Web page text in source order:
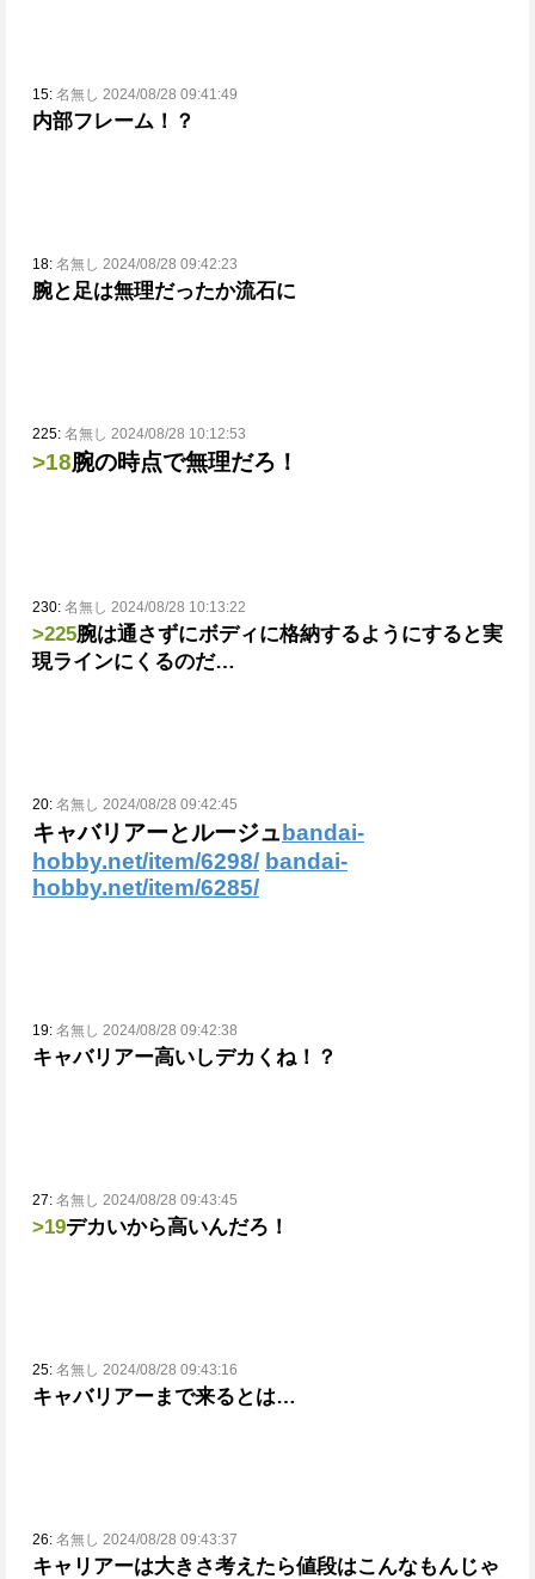
15: 名無し 2024/08/28 09:41:49
内部フレーム！？
18: 名無し 2024/08/28 09:42:23
腕と足は無理だったか流石に
225: 名無し 2024/08/28 10:12:53
>18腕の時点で無理だろ！
230: 名無し 2024/08/28 10:13:22
>225腕は通さずにボディに格納するようにすると実
現ラインにくるのだ…
20: 名無し 2024/08/28 09:42:45
キャバリアーとルージュbandai-
hobby.net/item/6298/ bandai-
hobby.net/item/6285/
19: 名無し 2024/08/28 09:42:38
キャバリアー高いしデカくね！？
27: 名無し 2024/08/28 09:43:45
>19デカいから高いんだろ！
25: 名無し 2024/08/28 09:43:16
キャバリアーまで来るとは…
26: 名無し 2024/08/28 09:43:37
キャリアーは大きさ考えたら値段はこんなもんじゃ